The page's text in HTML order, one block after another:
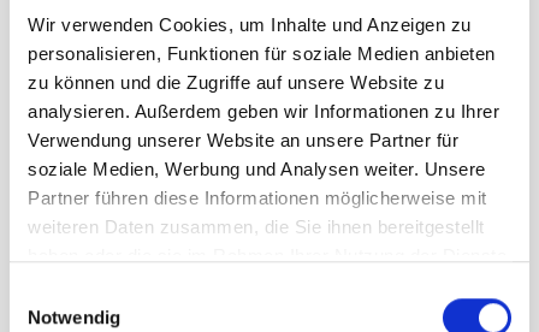
Wir verwenden Cookies, um Inhalte und Anzeigen zu
personalisieren, Funktionen für soziale Medien anbieten
zu können und die Zugriffe auf unsere Website zu
analysieren. Außerdem geben wir Informationen zu Ihrer
Verwendung unserer Website an unsere Partner für
soziale Medien, Werbung und Analysen weiter. Unsere
Partner führen diese Informationen möglicherweise mit
weiteren Daten zusammen, die Sie ihnen bereitgestellt
Notwendig